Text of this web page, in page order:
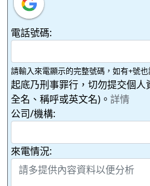
電話號碼:
請輸入來電顯示的完整號碼，如有+號也
起底乃刑事罪行，切勿提交個人
全名、稱呼或英文名)。 詳情
公司/機構:
來電情況: